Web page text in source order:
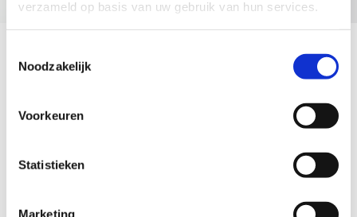
verzameld op basis van uw gebruik van hun services.
Noodzakelijk
Voorkeuren
Statistieken
Marketing
Wilt u advies over ordeningsplannen of het ompakken van
direct contact op voor helderheid en structuur in uw
Adviseren